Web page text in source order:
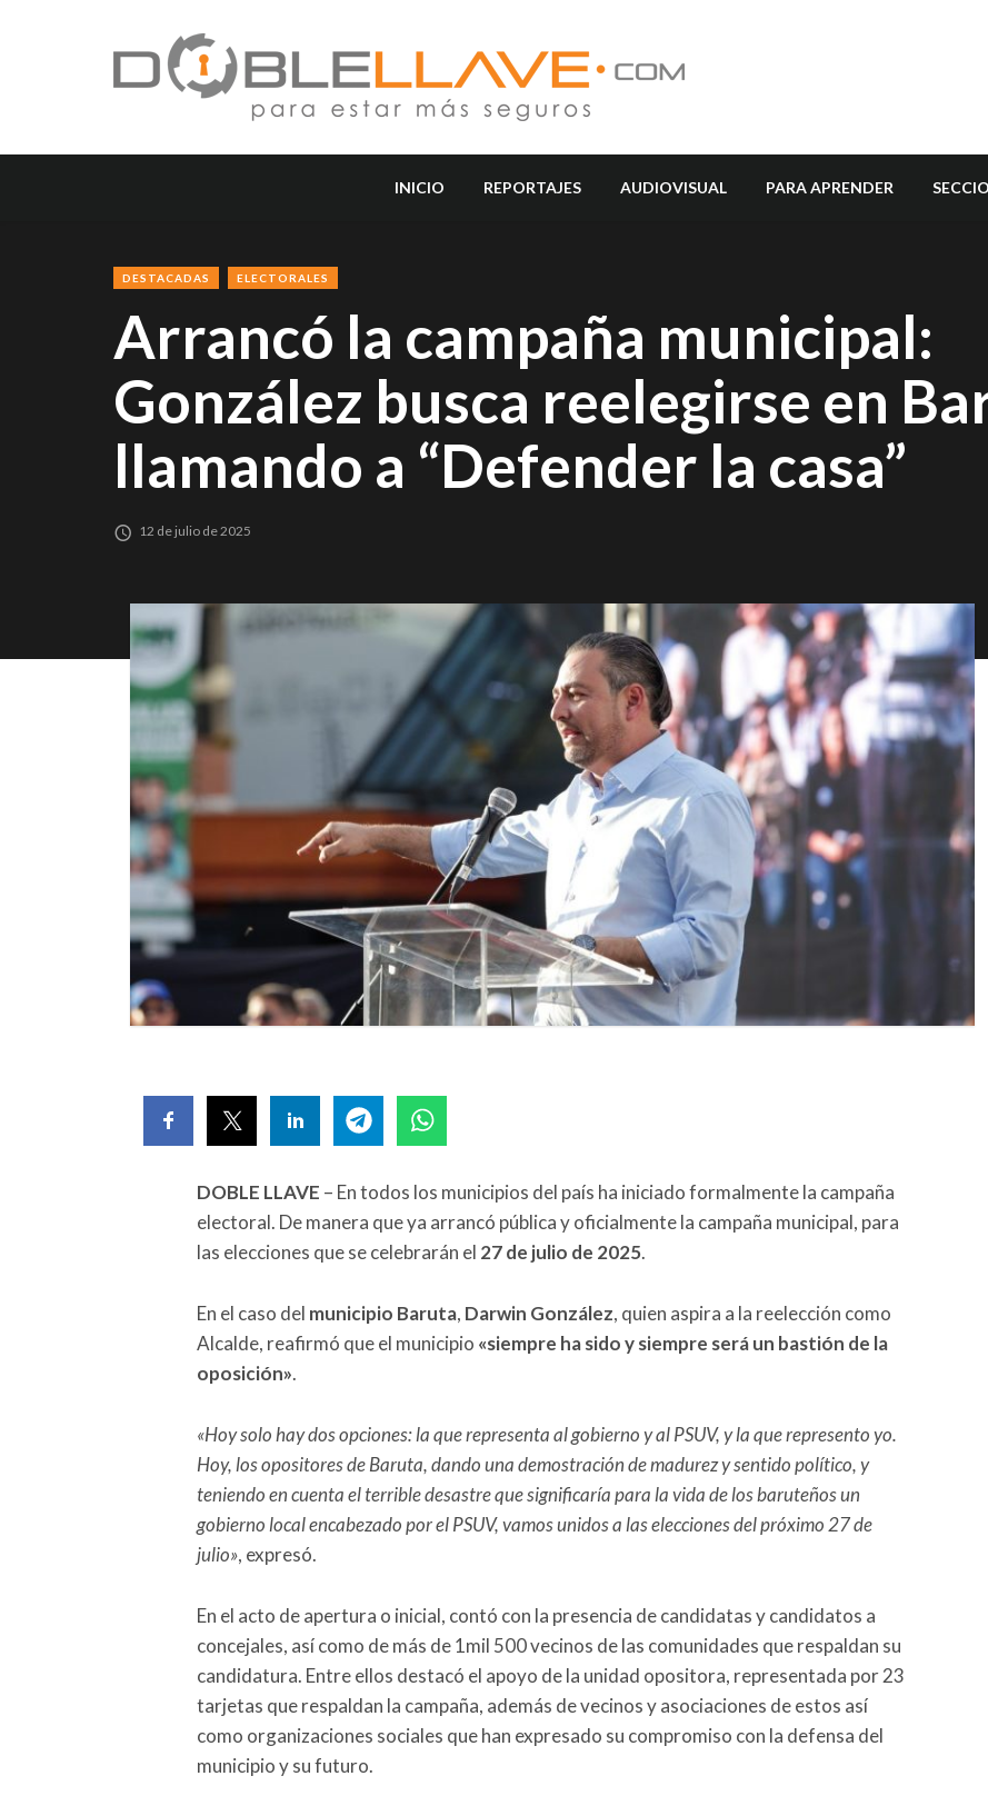
INICIO REPORTAJES AUDIOVISUAL PARA APRENDER
DESTACADAS ELECTORALES
Arrancó la campaña municipal:
González busca reelegirse en
llamando a “Defender la casa”
12 de julio de 2025
DOBLE LLAVE – En todos los municipios del país ha iniciado formalmente la campaña
electoral. De manera que ya arrancó pública y oficialmente la campaña municipal, para
las elecciones que se celebrarán el 27 de julio de 2025.
En el caso del municipio Baruta, Darwin González, quien aspira a la reelección como
Alcalde, reafirmó que el municipio «siempre ha sido y siempre será un bastión de la
oposición».
«Hoy solo hay dos opciones: la que representa al gobierno y al PSUV, y la que represento yo.
Hoy, los opositores de Baruta, dando una demostración de madurez y sentido político, y
teniendo en cuenta el terrible desastre que significaría para la vida de los baruteños un
gobierno local encabezado por el PSUV, vamos unidos a las elecciones del próximo 27 de
julio», expresó.
En el acto de apertura o inicial, contó con la presencia de candidatas y candidatos a
concejales, así como de más de 1mil 500 vecinos de las comunidades que respaldan su
candidatura. Entre ellos destacó el apoyo de la unidad opositora, representada por 23
tarjetas que respaldan la campaña, además de vecinos y asociaciones de estos así
como organizaciones sociales que han expresado su compromiso con la defensa del
municipio y su futuro.